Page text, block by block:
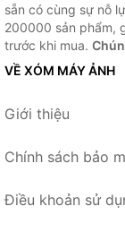
sẵn có cùng sự nỗ
200000 sản phẩm,
trước khi mua.
VỀ XÓM MÁY ẢNH
Giới thiệu
Chính sách bảo
Điều khoản sử